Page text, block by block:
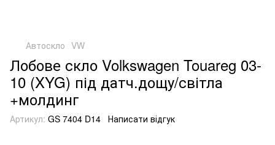
Автоскло VW
Лобове скло Volkswagen Touareg 03-
10 (XYG) під датч.дощу/світла
+молдинг
Артикул: GS 7404 D14 Написати відгук